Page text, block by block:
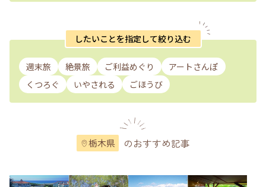
したいことを指定して絞り込む
週末旅 絶景旅 ご利益めぐり
アートさんぽ
くつろぐ
いやされる ごほうび
栃木県 のおすすめ記事